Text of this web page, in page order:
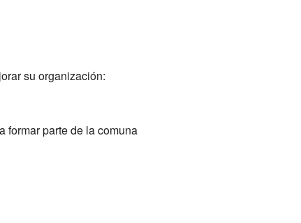
su organización:
formar parte de la comuna